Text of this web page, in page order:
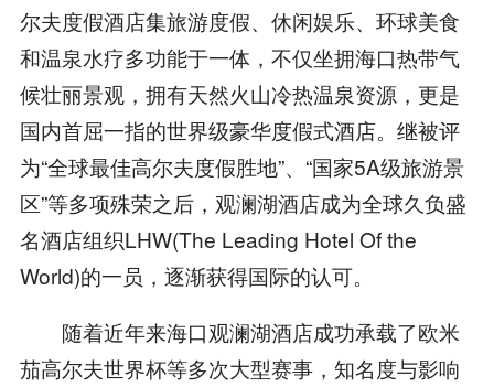
尔夫度假酒店集旅游度假、休闲娱乐、环球美食
和温泉水疗多功能于一体，不仅坐拥海口热带气
候壮丽景观，拥有天然火山冷热温泉资源，更是
国内首屈一指的世界级豪华度假式酒店。继被评
为“全球最佳高尔夫度假胜地”、“国家5A级旅游景
区”等多项殊荣之后，观澜湖酒店成为全球久负盛
名酒店组织LHW(The Leading Hotel Of the
World)的一员，逐渐获得国际的认可。
随着近年来海口观澜湖酒店成功承载了欧米
茄高尔夫世界杯等多次大型赛事，知名度与影响